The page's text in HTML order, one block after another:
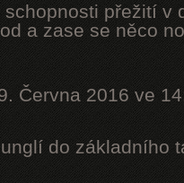
přežití v
a zase se něco
Června 2016 ve
do základního